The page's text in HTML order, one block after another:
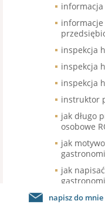
informacja
inspekcja
inspekcja
inspekcja
instruktor
jak długo
osobowe
jak
jak
jak
napisz do mnie